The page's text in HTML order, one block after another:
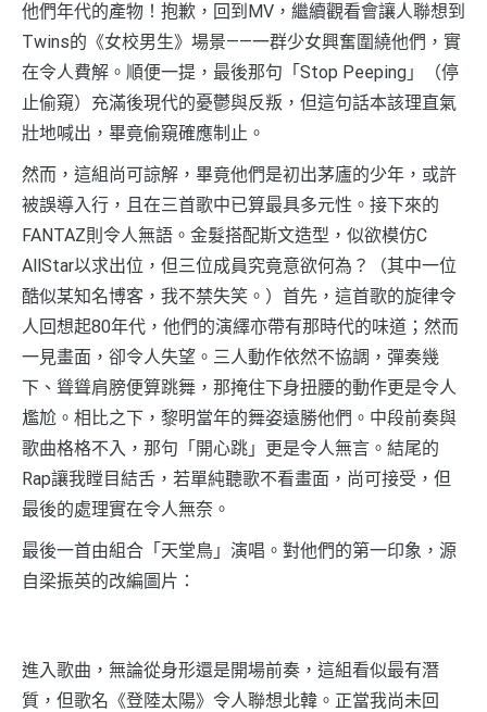
他們年代的產物！抱歉，回到MV，繼續觀看會讓人聯想到
Twins的《女校男生》場景——一群少女興奮圍繞他們，實
在令人費解。順便一提，最後那句「Stop Peeping」（停
止偷窺）充滿後現代的憂鬱與反叛，但這句話本該理直氣
壯地喊出，畢竟偷窺確應制止。
然而，這組尚可諒解，畢竟他們是初出茅廬的少年，或許
被誤導入行，且在三首歌中已算最具多元性。接下來的
FANTAZ則令人無語。金髮搭配斯文造型，似欲模仿C
AllStar以求出位，但三位成員究竟意欲何為？（其中一位
酷似某知名博客，我不禁失笑。）首先，這首歌的旋律令
人回想起80年代，他們的演繹亦帶有那時代的味道；然而
一見畫面，卻令人失望。三人動作依然不協調，彈奏幾
下、聳聳肩膀便算跳舞，那掩住下身扭腰的動作更是令人
尷尬。相比之下，黎明當年的舞姿遠勝他們。中段前奏與
歌曲格格不入，那句「開心跳」更是令人無言。結尾的
Rap讓我瞠目結舌，若單純聽歌不看畫面，尚可接受，但
最後的處理實在令人無奈。
最後一首由組合「天堂鳥」演唱。對他們的第一印象，源
自梁振英的改編圖片：
進入歌曲，無論從身形還是開場前奏，這組看似最有潛
質，但歌名《登陸太陽》令人聯想北韓。正當我尚未回